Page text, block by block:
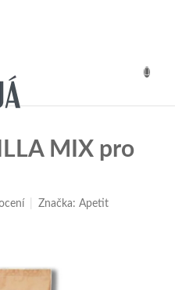
MIX pro
Značka:Apetit